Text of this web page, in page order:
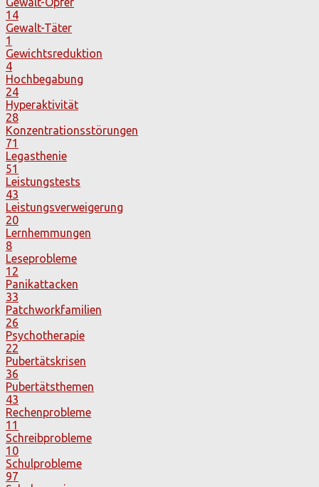
14
Gewalt-Täter
1
Gewichtsreduktion
4
Hochbegabung
24
Hyperaktivität
28
Konzentrationsstörungen
71
Legasthenie
51
Leistungstests
43
Leistungsverweigerung
20
Lernhemmungen
8
Leseprobleme
12
Panikattacken
33
Patchworkfamilien
26
Psychotherapie
22
Pubertätskrisen
36
Pubertätsthemen
43
Rechenprobleme
11
Schreibprobleme
10
Schulprobleme
97